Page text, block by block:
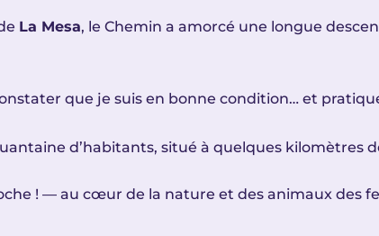
La Mesa, le Chemin a amorcé une longue
que je suis en bonne condition… et
d’habitants, situé à quelques kilomètres
! — au cœur de la nature et des animaux des